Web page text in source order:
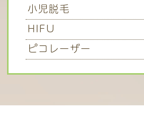
小児脱毛
HIFU
ピコレーザー